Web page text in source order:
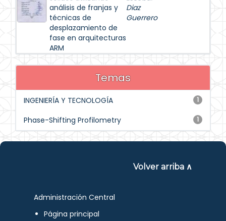
análisis de franjas y
técnicas de
desplazamiento de
fase en arquitecturas
ARM
Diaz
Guerrero
Temas
1
INGENIERÍA Y TECNOLOGÍA
1
Phase-Shifting Profilometry
Volver arriba ∧
Administración Central
Página principal